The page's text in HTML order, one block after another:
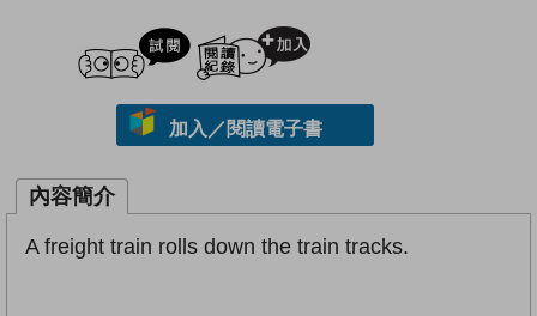
試閲
加入／閱讀電子書
內容簡介
A freight train rolls down the train tracks.